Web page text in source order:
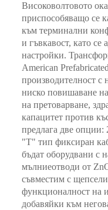
Високоволтовото
приспособяващо се
към терминални
и гъвкавост, като
настройки.
American
производителност
ниско повишаване
на претоварване,
капацитет против
предлага две опции:
"T" тип фиксиран
бъдат оборудвани с
мълниеотводи от
съвместим с щепсели
функционалност на
добавяйки към